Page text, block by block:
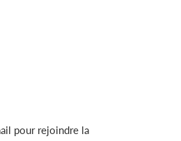
pour rejoindre la